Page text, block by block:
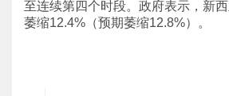
至连续第四个时段。政府表示，新
萎缩12.4%（预期萎缩12.8%）。